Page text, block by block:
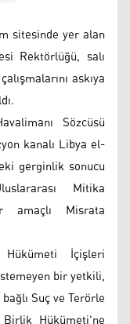
sitesinde yer alan
Rektörlüğü, salı
askıya
Sözcüsü
kanalı Libya el-
gerginlik sonucu
Mitika
amaçlı Misrata
İçişleri
bir yetkili,
Suç ve Terörle